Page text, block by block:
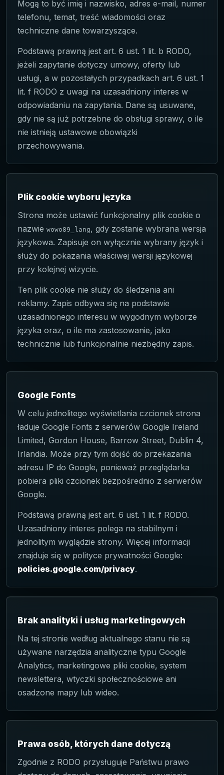
Mogą to być imię i nazwisko, adres e-mail, numer
telefonu, temat, treść wiadomości oraz
techniczne dane towarzyszące.
Podstawą prawną jest art. 6 ust. 1 lit. b RODO,
jeżeli zapytanie dotyczy umowy, oferty lub
usługi, a w pozostałych przypadkach art. 6 ust. 1
lit. f RODO z uwagi na uzasadniony interes w
odpowiadaniu na zapytania. Dane są usuwane,
gdy nie są już potrzebne do obsługi sprawy, o ile
nie istnieją ustawowe obowiązki
przechowywania.
Plik cookie wyboru języka
Strona może ustawić funkcjonalny plik cookie o
nazwie wowo89_lang, gdy zostanie wybrana wersja
językowa. Zapisuje on wyłącznie wybrany język i
służy do pokazania właściwej wersji językowej
przy kolejnej wizycie.
Ten plik cookie nie służy do śledzenia ani
reklamy. Zapis odbywa się na podstawie
uzasadnionego interesu w wygodnym wyborze
języka oraz, o ile ma zastosowanie, jako
technicznie lub funkcjonalnie niezbędny zapis.
Google Fonts
W celu jednolitego wyświetlania czcionek strona
ładuje Google Fonts z serwerów Google Ireland
Limited, Gordon House, Barrow Street, Dublin 4,
Irlandia. Może przy tym dojść do przekazania
adresu IP do Google, ponieważ przeglądarka
pobiera pliki czcionek bezpośrednio z serwerów
Google.
Podstawą prawną jest art. 6 ust. 1 lit. f RODO.
Uzasadniony interes polega na stabilnym i
jednolitym wyglądzie strony. Więcej informacji
znajduje się w polityce prywatności Google:
policies.google.com/privacy.
Brak analityki i usług marketingowych
Na tej stronie według aktualnego stanu nie są
używane narzędzia analityczne typu Google
Analytics, marketingowe pliki cookie, system
newslettera, wtyczki społecznościowe ani
osadzone mapy lub wideo.
Prawa osób, których dane dotyczą
Zgodnie z RODO przysługuje Państwu prawo